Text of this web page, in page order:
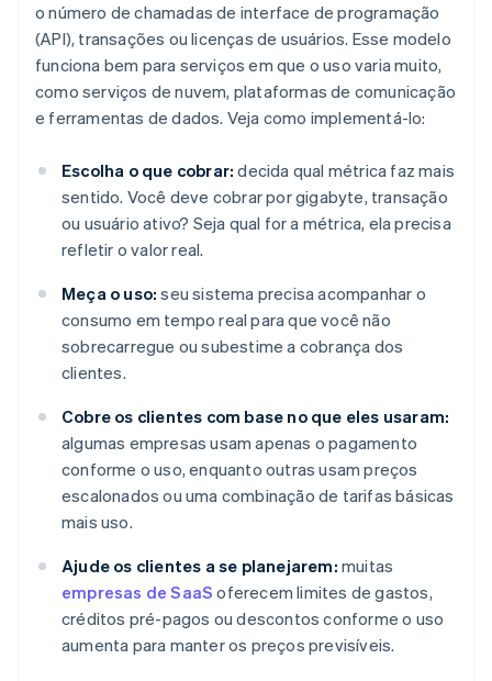
o número de chamadas de interface de programação
(API), transações ou licenças de usuários. Esse modelo
funciona bem para serviços em que o uso varia muito,
como serviços de nuvem, plataformas de comunicação
e ferramentas de dados. Veja como implementá-lo:
Escolha o que cobrar: decida qual métrica faz mais
sentido. Você deve cobrar por gigabyte, transação
ou usuário ativo? Seja qual for a métrica, ela precisa
refletir o valor real.
Meça o uso: seu sistema precisa acompanhar o
consumo em tempo real para que você não
sobrecarregue ou subestime a cobrança dos
clientes.
Cobre os clientes com base no que eles usaram:
algumas empresas usam apenas o pagamento
conforme o uso, enquanto outras usam preços
escalonados ou uma combinação de tarifas básicas
mais uso.
Ajude os clientes a se planejarem: muitas
empresas de SaaS oferecem limites de gastos,
créditos pré-pagos ou descontos conforme o uso
aumenta para manter os preços previsíveis.